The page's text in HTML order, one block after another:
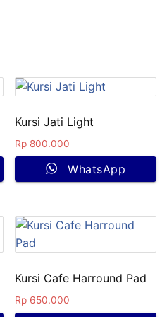
Kursi Jati Light
Rp 800.000
WhatsApp
Kursi Cafe Harround Pad
Rp 650.000